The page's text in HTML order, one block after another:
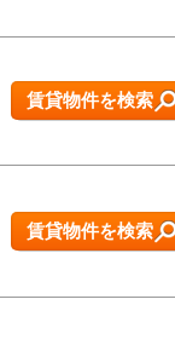
賃貸物件を検索
賃貸物件を検索